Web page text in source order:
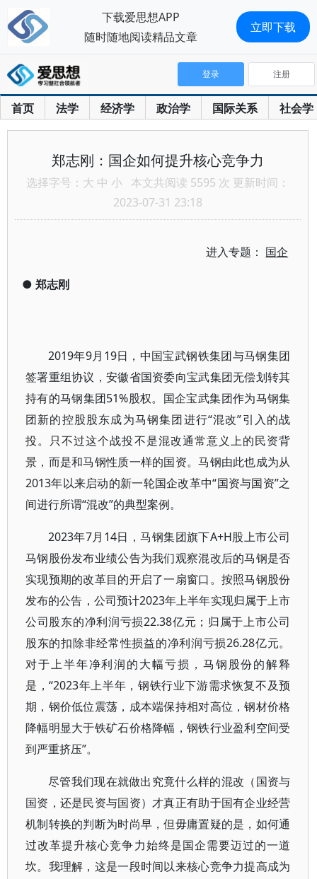
首页 法学 经济学 政治学 国际关系 社会学
登录 注册
郑志刚：国企如何提升核心竞争力
选择字号： 大 中 小 本文共阅读 5595 次 更新时间：
2023-07-31 23:18
进入专题： 国企
● 郑志刚
2019年9月19日，中国宝武钢铁集团与马钢集团
签署重组协议，安徽省国资委向宝武集团无偿划转其
持有的马钢集团51%股权。国企宝武集团作为马钢集
团新的控股股东成为马钢集团进行“混改”引入的战
投。只不过这个战投不是混改通常意义上的民资背
景，而是和马钢性质一样的国资。马钢由此也成为从
2013年以来启动的新一轮国企改革中“国资与国资”之
间进行所谓“混改”的典型案例。
2023年7月14日，马钢集团旗下A+H股上市公司
马钢股份发布业绩公告为我们观察混改后的马钢是否
实现预期的改革目的开启了一扇窗口。按照马钢股份
发布的公告，公司预计2023年上半年实现归属于上市
公司股东的净利润亏损22.38亿元；归属于上市公司
股东的扣除非经常性损益的净利润亏损26.28亿元。
对于上半年净利润的大幅亏损，马钢股份的解释
是，“2023年上半年，钢铁行业下游需求恢复不及预
期，钢价低位震荡，成本端保持相对高位，钢材价格
降幅明显大于铁矿石价格降幅，钢铁行业盈利空间受
到严重挤压”。
尽管我们现在就做出究竟什么样的混改（国资与
国资，还是民资与国资）才真正有助于国有企业经营
机制转换的判断为时尚早，但毋庸置疑的是，如何通
过改革提升核心竞争力始终是国企需要迈过的一道
坎。我理解，这是一段时间以来核心竞争力提高成为
下载爱思想APP
随时随地阅读精品文章
立即下载